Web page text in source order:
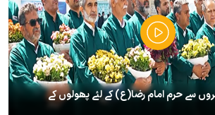
نامی چار جلدوں پر مشتمل کتاب منظرعام پر
نابغہ اور قرآنی احکامات پرعمل کرنے والی
یام میں حرم مطہر رضوی بند نہيں ہوگا
سے حرم امام رضا(ع) کے لئے پھولوں کے